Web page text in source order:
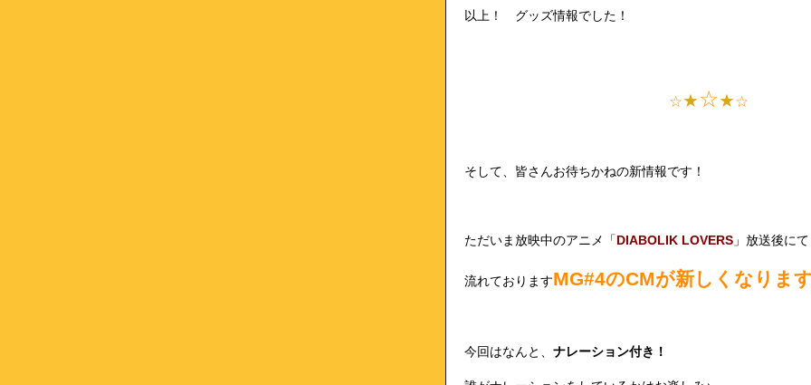
以上！ グッズ情報でした！
☆★☆★☆
そして、皆さんお待ちかねの新情報です！
ただいま放映中のアニメ「DIABOLIK LOVERS 」放送後にて
流れておりますMG#4のCMが新しくなりま
今回はなんと、 ナレーション付き！